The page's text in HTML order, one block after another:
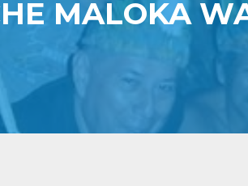
MALOKA